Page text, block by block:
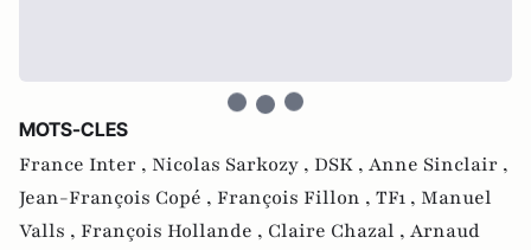
MOTS-CLES
France Inter , Nicolas Sarkozy , DSK , Anne Sinclair ,
Jean-François Copé , François Fillon , TF1 , Manuel
Valls , François Hollande , Claire Chazal , Arnaud